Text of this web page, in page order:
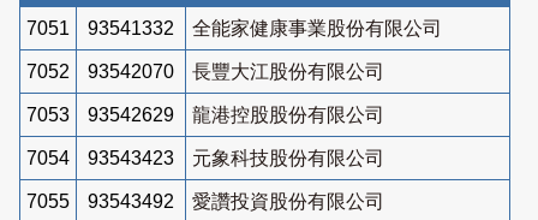
7051 93541332 全能家健康事業股份有限公司
7052 93542070 長豐大江股份有限公司
7053 93542629 龍港控股股份有限公司
7054 93543423 元象科技股份有限公司
7055 93543492 愛讚投資股份有限公司